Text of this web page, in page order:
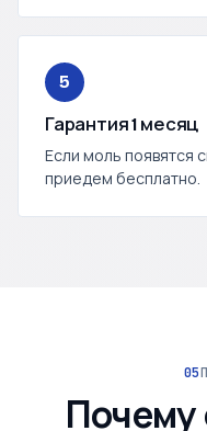
5
Гарантия 1 месяц
Если моль появятся
приедем бесплатно.